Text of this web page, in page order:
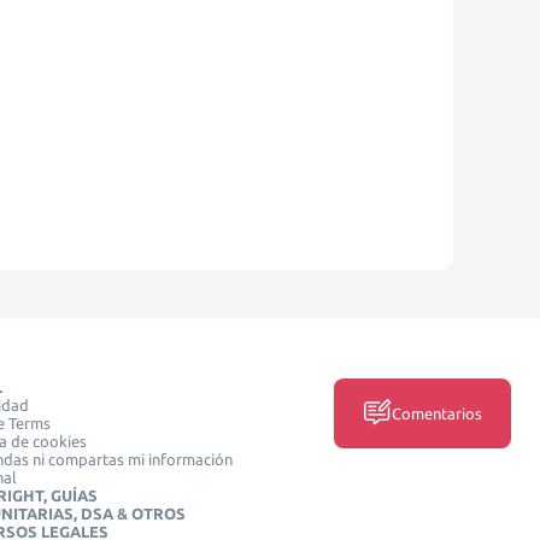
Terms
de cookies
ni compartas mi información
GUÍAS
DSA & OTROS
LEGALES
Comentarios